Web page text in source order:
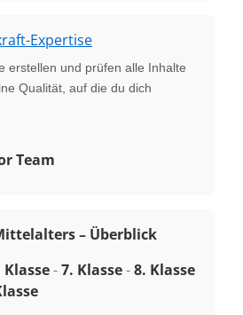
Expertise
erstellen und prüfen alle Inhalte
Qualität, auf die du dich
Team
– Überblick
Klasse-7. Klasse-8. Klasse